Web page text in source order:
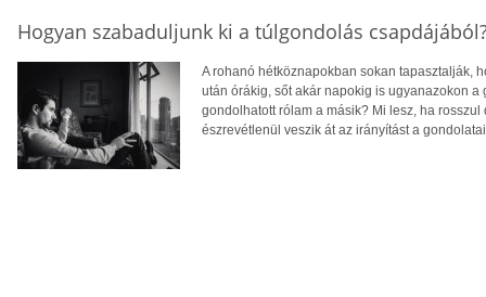
Hogyan szabaduljunk ki a túlgondolás
A rohanó hétköznapokban sokan tapasztalják,
után órákig, sőt akár napokig is ugyanazokon
gondolhatott rólam a másik? Mi lesz, ha
észrevétlenül veszik át az irányítást a